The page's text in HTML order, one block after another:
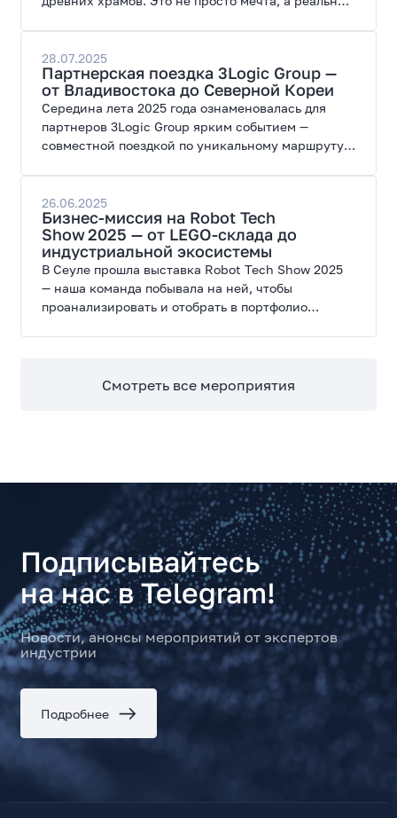
в невероятное путешествие по Японии — стране,
где технологии гармонично переплетаются с
тысячелетними традициями.
28.07.2025
Партнерская поездка 3Logic Group —
от Владивостока до Северной Кореи
Середина лета 2025 года ознаменовалась для
партнеров 3Logic Group ярким событием —
совместной поездкой по уникальному маршруту,
путешествие полное контрастов и незабываемых
впечатлений.
26.06.2025
Бизнес-миссия на Robot Tech
Show 2025 — от LEGO-склада до
индустриальной экосистемы
В Сеуле прошла выставка Robot Tech Show 2025
— наша команда побывала на ней, чтобы
проанализировать и отобрать в портфолио
экспертов.Смотреть все мероприятия
Подписывайтесь
на нас в Telegram!
Новости, анонсы мероприятий от экспертов
индустрии
Подробнее